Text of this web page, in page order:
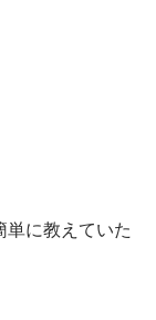
単に教えていた